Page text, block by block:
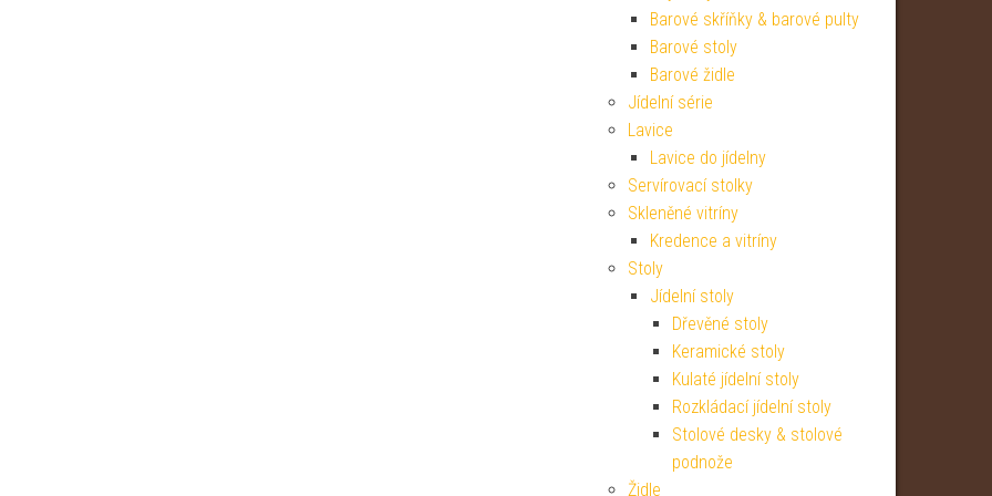
Barové skříňky & barové pulty
Barové stoly
Barové židle
Jídelní série
Lavice
Lavice do jídelny
Servírovací stolky
Skleněné vitríny
Kredence a vitríny
Stoly
Jídelní stoly
Dřevěné stoly
Keramické stoly
Kulaté jídelní stoly
Rozkládací jídelní stoly
Stolové desky & stolové
podnože
Židle